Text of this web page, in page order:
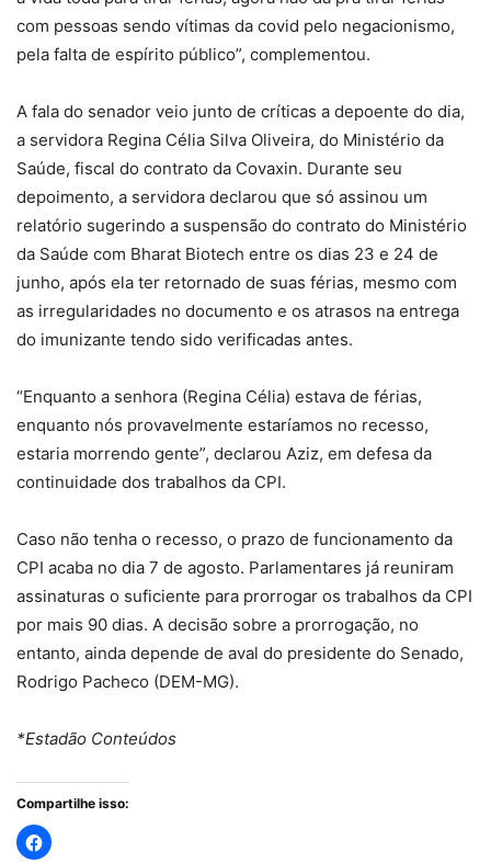
com pessoas sendo vítimas da covid pelo negacionismo,
pela falta de espírito público”, complementou.
A fala do senador veio junto de críticas a depoente do dia,
a servidora Regina Célia Silva Oliveira, do Ministério da
Saúde, fiscal do contrato da Covaxin. Durante seu
depoimento, a servidora declarou que só assinou um
relatório sugerindo a suspensão do contrato do Ministério
da Saúde com Bharat Biotech entre os dias 23 e 24 de
junho, após ela ter retornado de suas férias, mesmo com
as irregularidades no documento e os atrasos na entrega
do imunizante tendo sido verificadas antes.
“Enquanto a senhora (Regina Célia) estava de férias,
enquanto nós provavelmente estaríamos no recesso,
estaria morrendo gente”, declarou Aziz, em defesa da
continuidade dos trabalhos da CPI.
Caso não tenha o recesso, o prazo de funcionamento da
CPI acaba no dia 7 de agosto. Parlamentares já reuniram
assinaturas o suficiente para prorrogar os trabalhos da CPI
por mais 90 dias. A decisão sobre a prorrogação, no
entanto, ainda depende de aval do presidente do Senado,
Rodrigo Pacheco (DEM-MG).
*Estadão Conteúdos
Compartilhe isso: